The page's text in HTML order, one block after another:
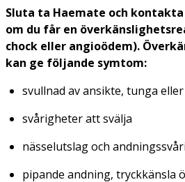
Sluta ta Haemate och
om du får en
chock eller angioödem).
kan ge följande symtom:
svullnad av ansikte, tunga
svårigheter att svälja
nässelutslag och
pipande andning, tryckkänsla